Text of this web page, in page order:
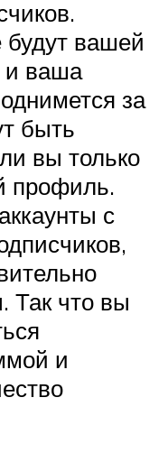
будут вашей
и ваша
за
быть
вы только
профиль.
с
Так что вы
и